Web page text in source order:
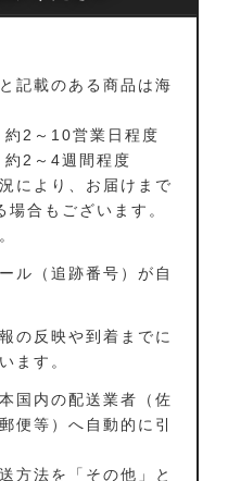
記載のある商品は海
2～10営業日程度
2～4週間程度
により、お届けまで
合もございます。
ル（追跡番号）が自
の反映や到着までに
ます。
国内の配送業者（佐
便等）へ自動的に引
方法を「その他」と